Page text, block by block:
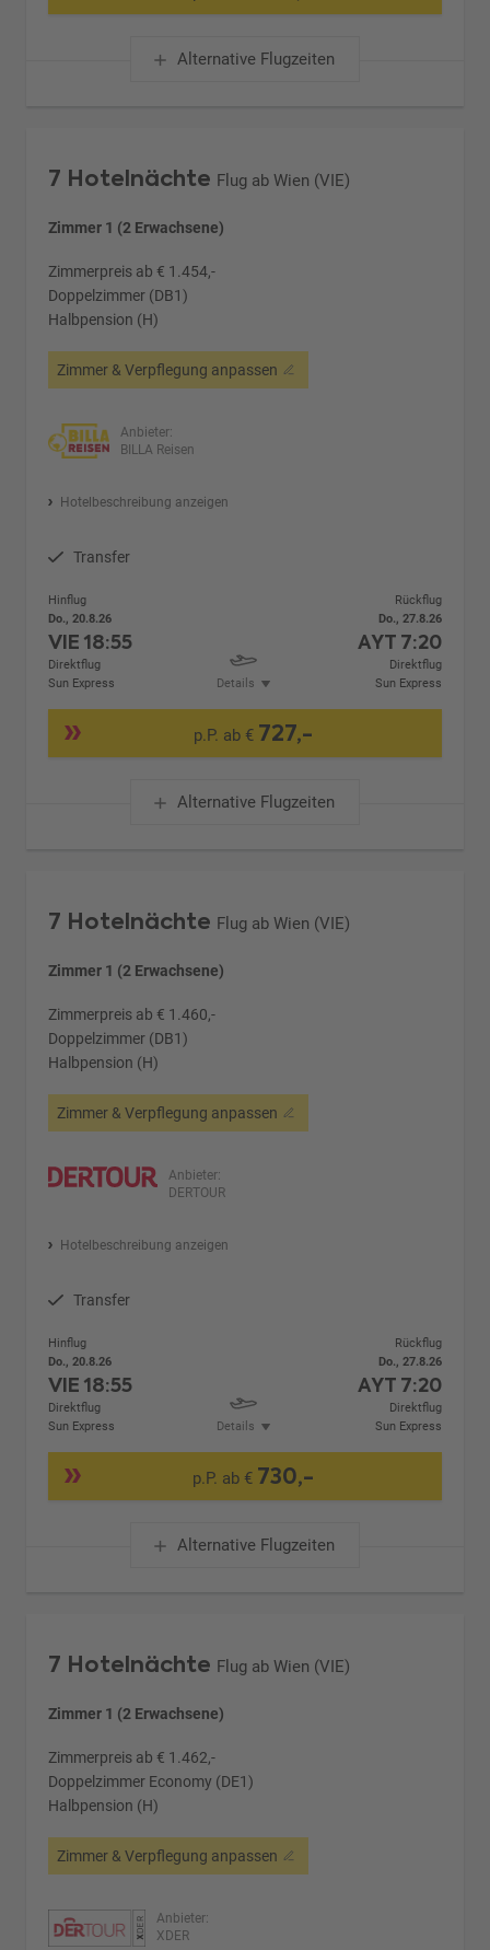
Alternative Flugzeiten
7 Hotelnächte Flug ab Wien (VIE)
Zimmer 1 (2 Erwachsene)
Zimmerpreis ab € 1.454,-
Doppelzimmer (DB1)
Halbpension (H)
Zimmer & Verpflegung anpassen
Anbieter:
BILLA Reisen
Hotelbeschreibung anzeigen
Transfer
Hinflug
Do., 20.8.26
VIE18:55
Direktflug
Sun Express
Details
Rückflug
Do., 27.8.26
AYT 7:20
Direktflug
Sun Express
p.P. ab € 727,-
Alternative Flugzeiten
7 Hotelnächte Flug ab Wien (VIE)
Zimmer 1 (2 Erwachsene)
Zimmerpreis ab € 1.460,-
Doppelzimmer (DB1)
Halbpension (H)
Zimmer & Verpflegung anpassen
Anbieter:
DERTOUR
Hotelbeschreibung anzeigen
Transfer
Hinflug
Do., 20.8.26
VIE18:55
Direktflug
Sun Express
Details
Rückflug
Do., 27.8.26
AYT 7:20
Direktflug
Sun Express
p.P. ab € 730,-
Alternative Flugzeiten
7 Hotelnächte Flug ab Wien (VIE)
Zimmer 1 (2 Erwachsene)
Zimmerpreis ab € 1.462,-
Doppelzimmer Economy (DE1)
Halbpension (H)
Zimmer & Verpflegung anpassen
Anbieter:
XDER